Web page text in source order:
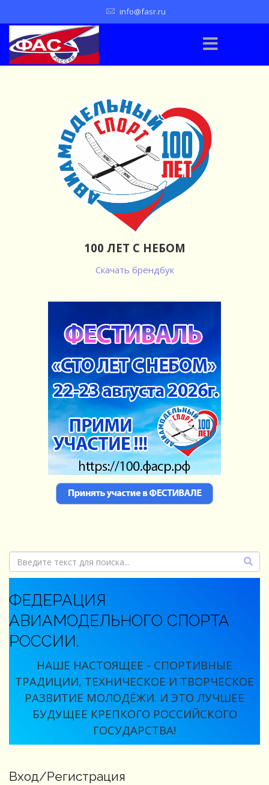
info@fasr.ru
100 ЛЕТ С НЕБОМ
Скачать брендбук
ФЕДЕРАЦИЯ
АВИАМОДЕЛЬНОГО СПОРТА
РОССИИ.
НАШЕ НАСТОЯЩЕЕ - СПОРТИВНЫЕ
ТРАДИЦИИ, ТЕХНИЧЕСКОЕ И ТВОРЧЕСКОЕ
РАЗВИТИЕ МОЛОДЁЖИ. И ЭТО ЛУЧШЕЕ
БУДУЩЕЕ КРЕПКОГО РОССИЙСКОГО
ГОСУДАРСТВА!
Вход/Регистрация